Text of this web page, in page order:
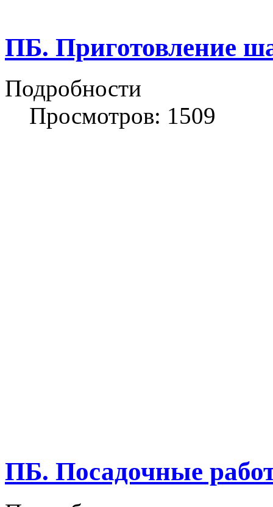
ПБ. Приготовление
Подробности
Просмотров: 1509
ПБ. Посадочные